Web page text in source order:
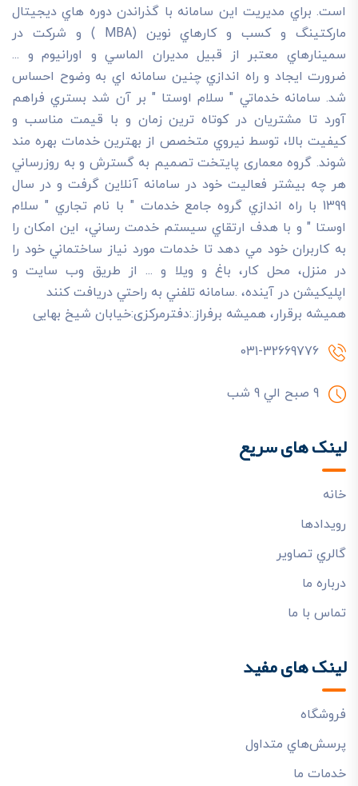
است. براي مديريت اين سامانه با گذراندن دوره هاي ديجيتال
مارکتينگ و کسب و کارهاي نوين (MBA ) و شرکت در
سمينارهاي معتبر از قبيل مديران الماسي و اورانيوم و ...
ضرورت ايجاد و راه اندازي چنين سامانه اي به وضوح احساس
شد. سامانه خدماتي " سلام اوستا " بر آن شد بستري فراهم
آورد تا مشتريان در کوتاه ترين زمان و با قيمت مناسب و
کيفيت بالا، توسط نيروي متخصص از بهترين خدمات بهره مند
شوند. گروه معماری پایتخت تصميم به گسترش و به روزرساني
هر چه بيشتر فعاليت خود در سامانه آنلاين گرفت و در سال
1399 با راه اندازي گروه جامع خدمات " با نام تجاري " سلام
اوستا " و با هدف ارتقاي سيستم خدمت رساني، اين امکان را
به کاربران خود مي دهد تا خدمات مورد نياز ساختماني خود را
در منزل، محل کار، باغ و ويلا و ... از طريق وب سايت و
اپليکيشن در آينده، .سامانه تلفني به راحتي دريافت کنند
هميشه برقرار، هميشه برفراز.:دفترمرکزی:خیابان شیخ بهایی
031-32669776
9 صبح الي 9 شب
لینک های سریع
خانه
رويدادها
گالري تصاوير
درباره ما
تماس با ما
لینک های مفید
فروشگاه
پرسش‌هاي متداول
خدمات ما